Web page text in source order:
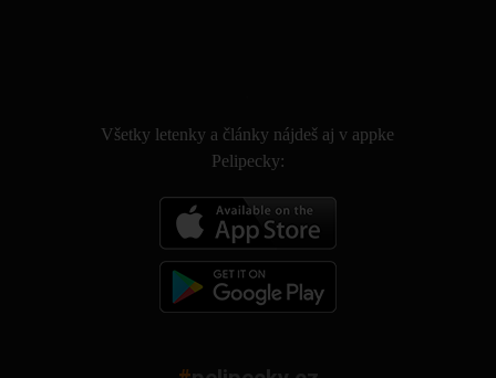
Všetky letenky a články nájdeš aj v appke
Pelipecky: